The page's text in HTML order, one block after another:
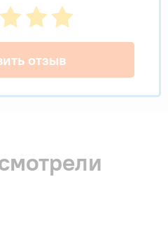
отзыв